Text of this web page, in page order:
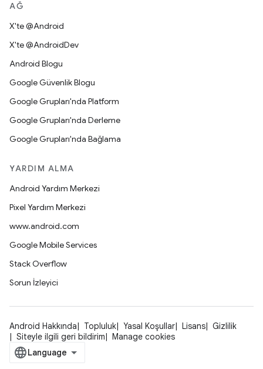
AĞ
X'te @Android
X'te @AndroidDev
Android Blogu
Google Güvenlik Blogu
Google Grupları'nda Platform
Google Grupları'nda Derleme
Google Grupları'nda Bağlama
YARDIM ALMA
Android Yardım Merkezi
Pixel Yardım Merkezi
www.android.com
Google Mobile Services
Stack Overflow
Sorun İzleyici
Android Hakkında Topluluk Yasal Koşullar Lisans
Gizlilik
Siteyle ilgili geri bildirim
Manage cookies